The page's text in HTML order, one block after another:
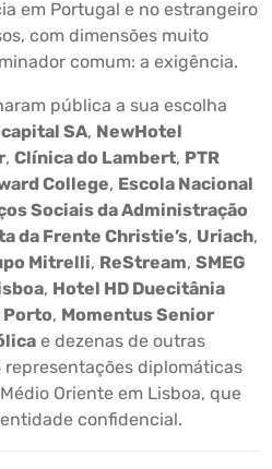
em Portugal e no estrangeiro
com dimensões muito
comum: a exigência.
pública a sua escolha
SA, NewHotel
, Clínica do Lambert, PTR
College, Escola Nacional
Sociais da Administração
da Frente Christie’s, Uriach,
Mitrelli, ReStream, SMEG
, Hotel HD Duecitânia
Porto, Momentus Senior
e dezenas de outras
diplomáticas
Oriente em Lisboa, que
confidencial.